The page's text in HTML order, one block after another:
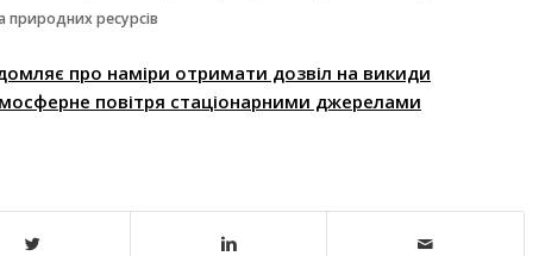
природних ресурсів
про наміри отримати дозвіл на викиди
повітря стаціонарними джерелами